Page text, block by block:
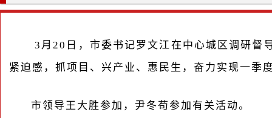
3月20日，市委书记罗文江在中心城区调研督
紧迫感，抓项目、兴产业、惠民生，奋力实现一季
市领导王大胜参加，尹冬苟参加有关活动。